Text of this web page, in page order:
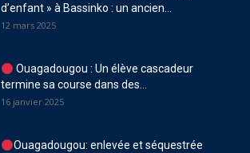
d’enfant » à Bassinko : un ancien...
12 mars 2025
Ouagadougou : Un élève cascadeur
termine sa course dans des...
16 janvier 2025
Ouagadougou: enlevée et séquestrée